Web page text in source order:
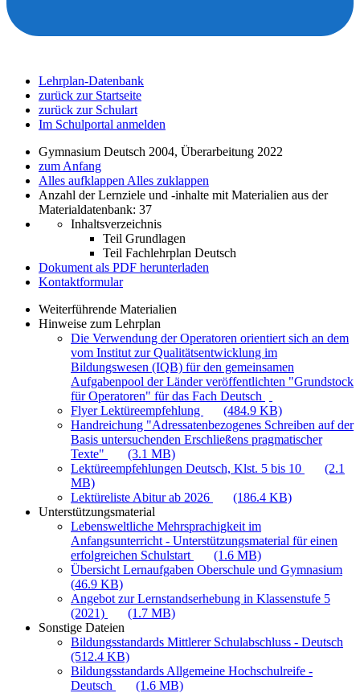
Lehrplan-Datenbank
zurück zur Startseite
zurück zur Schulart
Im Schulportal anmelden
Gymnasium Deutsch 2004, Überarbeitung 2022
zum Anfang
Alles aufklappen Alles zuklappen
Anzahl der Lernziele und -inhalte mit Materialien aus der
Materialdatenbank: 37
Inhaltsverzeichnis
Teil Grundlagen
Teil Fachlehrplan Deutsch
Dokument als PDF herunterladen
Kontaktformular
Weiterführende Materialien
Hinweise zum Lehrplan
Die Verwendung der Operatoren orientiert sich an dem
vom Institut zur Qualitätsentwicklung im
Bildungswesen (IQB) für den gemeinsamen
Aufgabenpool der Länder veröffentlichten "Grundstock
für Operatoren" für das Fach Deutsch
Flyer Lektüreempfehlung
(484.9 KB)
Handreichung "Adressatenbezogenes Schreiben auf der
Basis untersuchenden Erschließens pragmatischer
Texte"
(3.1 MB)
Lektüreempfehlungen Deutsch, Klst. 5 bis 10
(2.1
MB)
Lektüreliste Abitur ab 2026
(186.4 KB)
Unterstützungsmaterial
Lebensweltliche Mehrsprachigkeit im
Anfangsunterricht - Unterstützungsmaterial für einen
erfolgreichen Schulstart
(1.6 MB)
Übersicht Lernaufgaben Oberschule und Gymnasium
(46.9 KB)
Angebot zur Lernstandserhebung in Klassenstufe 5
(2021)
(1.7 MB)
Sonstige Dateien
Bildungsstandards Mittlerer Schulabschluss - Deutsch
(512.4 KB)
Bildungsstandards Allgemeine Hochschulreife -
Deutsch
(1.6 MB)